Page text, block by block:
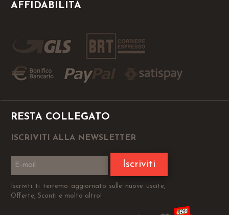
AFFIDABILITÀ
RESTA COLLEGATO
ISCRIVITI ALLA NEWSLETTER
Iscriviti
Iscriviti ti terremo aggiornato sulle nuove uscite,
Offerte, Sconti e molto altro!